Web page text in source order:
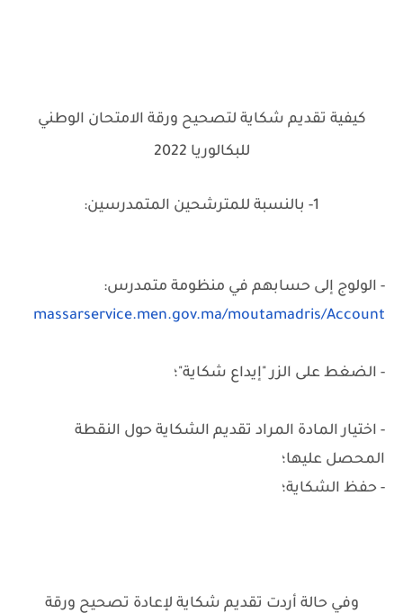
كيفية تقديم شكاية لتصحيح ورقة الامتحان الوطني
للبكالوريا 2022
1- بالنسبة للمترشحين المتمدرسين:
- الولوج إلى حسابهم في منظومة متمدرس:
massarservice.men.gov.ma/moutamadris/Account
- الضغط على الزر "إيداع شكاية"؛
- اختيار المادة المراد تقديم الشكاية حول النقطة
المحصل عليها؛
- حفظ الشكاية؛
وفي حالة أردت تقديم شكاية لإعادة تصحيح ورقة